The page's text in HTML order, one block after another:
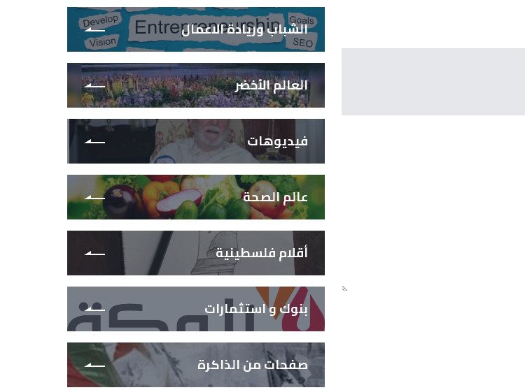
الشباب وريادة الاعمال
العالم الأخضر
فيديوهات
عالم الصحة
أقلام فلسطينية
بنوك و استثمارات
صفحات من الذاكرة